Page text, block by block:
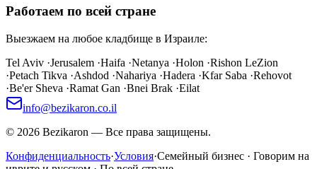
Работаем по всей стране
Выезжаем на любое кладбище в Израиле:
Tel Aviv ·Jerusalem ·Haifa ·Netanya ·Holon ·Rishon LeZion
·Petach Tikva ·Ashdod ·Nahariya ·Hadera ·Kfar Saba ·Rehovot
·Be'er Sheva ·Ramat Gan ·Bnei Brak ·Eilat
info@bezikaron.co.il
© 2026 Bezikaron — Все права защищены.
Конфиденциальность·Условия·Семейный бизнес · Говорим на